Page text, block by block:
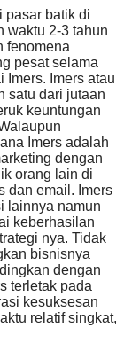
pasar batik di
waktu 2-3 tahun
fenomena
pesat selama
Imers. Imers atau
satu dari jutaan
keuntungan
Imers adalah
dengan
orang lain di
dan email. Imers
lainnya namun
keberhasilan
nya. Tidak
bisnisnya
dengan
terletak pada
kesuksesan
relatif singkat,